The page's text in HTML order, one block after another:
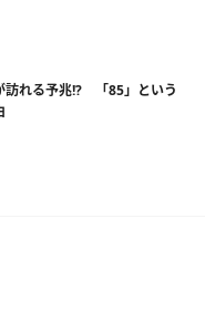
訪れる予兆!? 「85」という